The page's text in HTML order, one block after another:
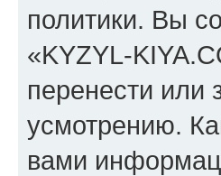
политики. Вы
«KYZYL-
перенести
усмотрению.
вами